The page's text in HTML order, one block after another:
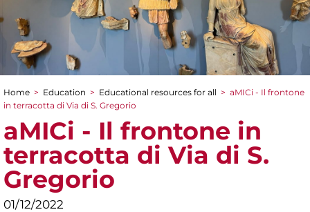
You are here
Home > Education > Educational resources for all > aMICi - Il frontone
in terracotta di Via di S. Gregorio
aMICi - Il frontone in
terracotta di Via di S.
Gregorio
01/12/2022